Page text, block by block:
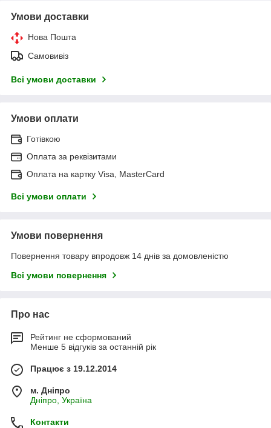
Умови доставки
Нова Пошта
Самовивіз
Всі умови доставки
Умови оплати
Готівкою
Оплата за реквізитами
Оплата на картку Visa, MasterCard
Всі умови оплати
Умови повернення
Повернення товару впродовж 14 днів за домовленістю
Всі умови повернення
Про нас
Рейтинг не сформований
Менше 5 відгуків за останній рік
Працює з 19.12.2014
м. Дніпро
Дніпро, Україна
Контакти